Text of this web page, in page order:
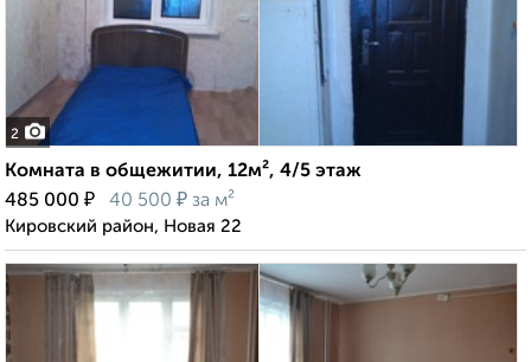
2
Комната в общежитии, 12м², 4/5 этаж
485 000 ₽ 40 500 ₽ за м²
Кировский район, Новая 22